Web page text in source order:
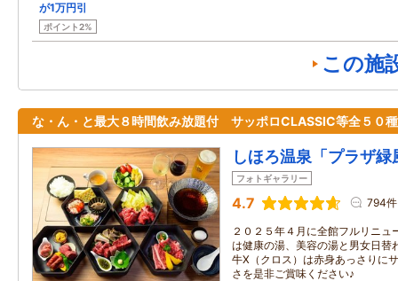
が1万円引
ポイント2%
この施
な・ん・と最大８時間飲み放題付 サッポロCLASSIC等全５０
しほろ温泉「プラザ緑
フォトギャラリー
4.7 794件
２０２５年４月に全館フルリニュ
は健康の湯、美容の湯と男女日替
牛Ⅹ（クロス）は赤身あっさりに
さを是非ご賞味ください♪